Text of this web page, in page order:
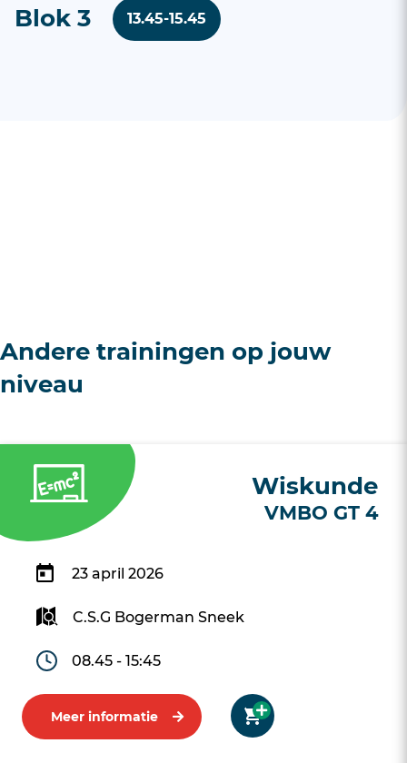
Blok 3 13.45-15.45
Andere trainingen op jouw
niveau
Wiskunde
VMBO GT 4
23 april 2026
C.S.G Bogerman Sneek
08.45 - 15:45
Meer informatie